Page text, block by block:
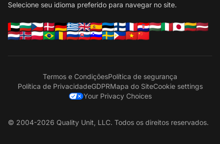
Selecione seu idioma preferido para navegar no site.
Termos e CondiçõesPolítica de segurança
Política de PrivacidadeGDPRMapa do SiteCookie settings
Your Privacy Choices
© 2004-2026 Quality Unit, LLC. Todos os direitos reservados.